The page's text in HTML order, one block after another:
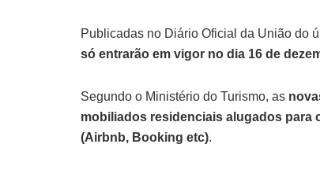
Publicadas no Diário Oficial da União do
só entrarão em vigor no dia 16 de
Segundo o Ministério do Turismo, as
mobiliados residenciais alugados para
(Airbnb, Booking etc).